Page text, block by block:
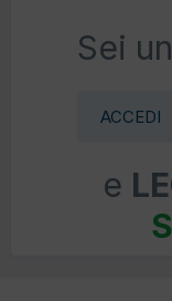
Sei
ACCEDI
e